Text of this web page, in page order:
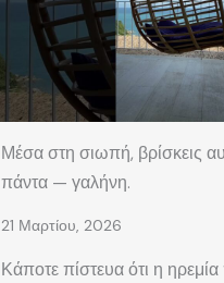
Μέσα στη σιωπή, βρίσκεις
πάντα — γαλήνη.
21 Μαρτίου, 2026
Κάποτε πίστευα ότι η